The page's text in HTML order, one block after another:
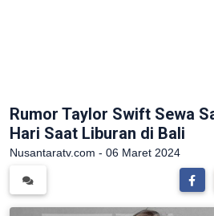
Rumor Taylor Swift Sewa
Hari Saat Liburan di Bali
Nusantaratv.com - 06 Maret 2024